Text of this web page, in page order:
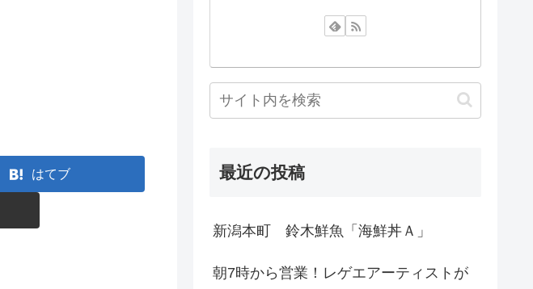
はてブ 最近の投稿
新潟本町 鈴木鮮魚「海鮮丼Ａ」
朝7時から営業！レゲエアーティストが